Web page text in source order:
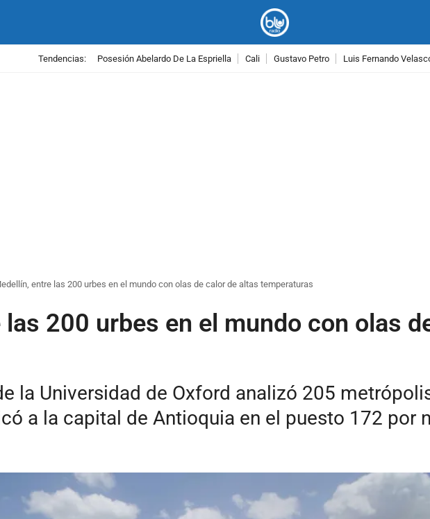
Tendencias: Posesión Abelardo De La Espriella Cali Gustavo Petro Luis Fernando
entre las 200 urbes en el mundo con olas de calor de altas temperaturas
200 urbes en el mundo con olas
la Universidad de Oxford analizó 205
a la capital de Antioquia en el puesto 172 por